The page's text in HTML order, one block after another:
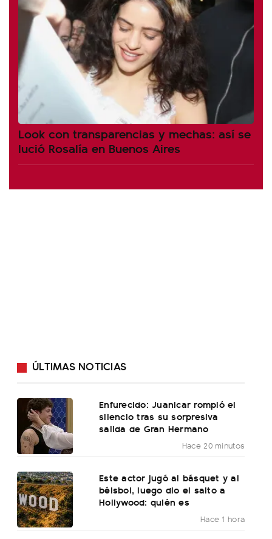
Look con transparencias y mechas: así se
lució Rosalía en Buenos Aires
ÚLTIMAS NOTICIAS
Enfurecido: Juanicar rompió el
silencio tras su sorpresiva
salida de Gran Hermano
Hace 20 minutos
Este actor jugó al básquet y al
béisbol, luego dio el salto a
Hollywood: quién es
Hace 1 hora